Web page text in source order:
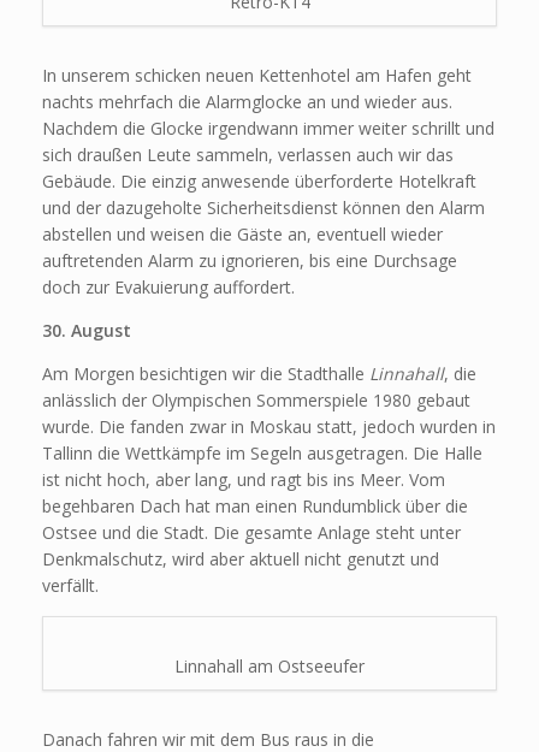
In unserem schicken neuen Kettenhotel am Hafen geht
nachts mehrfach die Alarmglocke an und wieder aus.
Nachdem die Glocke irgendwann immer weiter schrillt und
sich draußen Leute sammeln, verlassen auch wir das
Gebäude. Die einzig anwesende überforderte Hotelkraft
und der dazugeholte Sicherheitsdienst können den Alarm
abstellen und weisen die Gäste an, eventuell wieder
auftretenden Alarm zu ignorieren, bis eine Durchsage
doch zur Evakuierung auffordert.
30. August
Am Morgen besichtigen wir die Stadthalle Linnahall, die
anlässlich der Olympischen Sommerspiele 1980 gebaut
wurde. Die fanden zwar in Moskau statt, jedoch wurden in
Tallinn die Wettkämpfe im Segeln ausgetragen. Die Halle
ist nicht hoch, aber lang, und ragt bis ins Meer. Vom
begehbaren Dach hat man einen Rundumblick über die
Ostsee und die Stadt. Die gesamte Anlage steht unter
Denkmalschutz, wird aber aktuell nicht genutzt und
verfällt.
Linnahall am Ostseeufer
Danach fahren wir mit dem Bus raus in die